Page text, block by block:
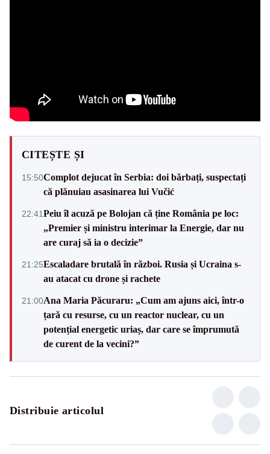
CITEȘTE ȘI
15:50Complot dejucat în Serbia: doi bărbați, suspectați
că plănuiau asasinarea lui Vučić
22:41Peiu îl acuză pe Bolojan că ține România pe loc:
„Premier și ministru interimar la Energie, dar nu
are curaj să ia o decizie”
21:25Escaladare brutală în război. Rusia și Ucraina s-
au atacat cu drone și rachete
21:00Ana Maria Păcuraru: „Cum am ajuns aici, într-o
țară cu resurse, cu un reactor nuclear, cu un
potențial energetic uriaș, dar care se împrumută
de curent de la vecini?”
Distribuie articolul